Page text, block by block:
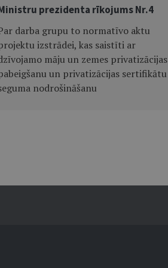
prezidenta rīkojums Nr.4
darba grupu to normatīvo aktu
izstrādei, kas saistīti ar
māju un zemes privatizācijas
un privatizācijas sertifikātu
nodrošināšanu